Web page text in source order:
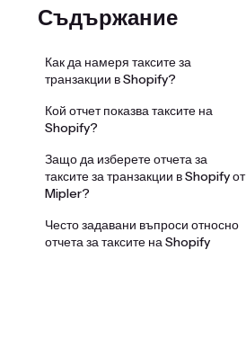
Съдържание
Как да намеря таксите за
транзакции в Shopify?
Кой отчет показва таксите на
Shopify?
Защо да изберете отчета за
таксите за транзакции в Shopify от
Mipler?
Често задавани въпроси относно
отчета за таксите на Shopify